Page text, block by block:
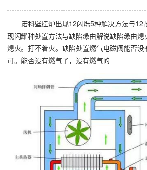
诺科壁挂炉出现12闪烁5种解决方法与12
现闪耀种处置方法与缺陷缘由解说缺陷缘由
熄火。打不着火。缺陷处置燃气电磁阀能否没
可。能否没有燃气了，没有燃气的